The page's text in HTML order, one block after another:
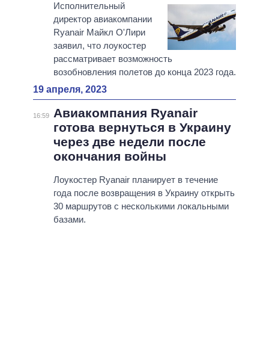
Исполнительный
директор авиакомпании
Ryanair Майкл О'Лири
заявил, что лоукостер
рассматривает возможность
возобновления полетов до конца 2023 года.
19 апреля, 2023
16:59
Авиакомпания Ryanair
готова вернуться в Украину
через две недели после
окончания войны
Лоукостер Ryanair планирует в течение
года после возвращения в Украину открыть
30 маршрутов с несколькими локальными
базами.